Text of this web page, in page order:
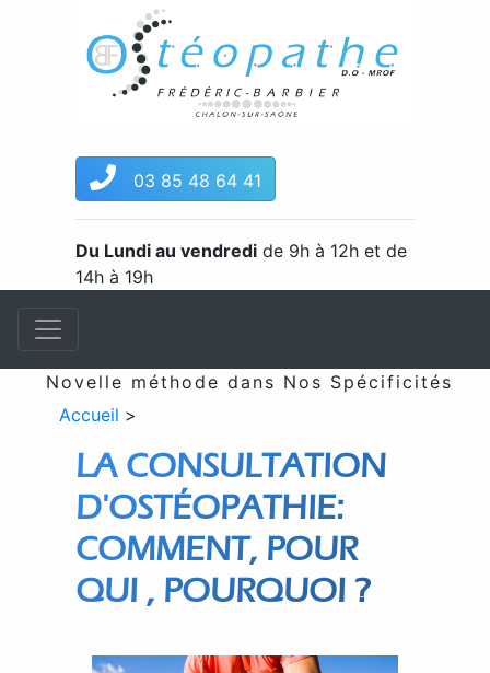
03 85 48 64 41
Du Lundi au vendredi de 9h à 12h et de
14h à 19h
Novelle méthode dans Nos Spécificités &
Accueil >
LA CONSULTATION
D'OSTÉOPATHIE:
COMMENT, POUR
QUI , POURQUOI ?